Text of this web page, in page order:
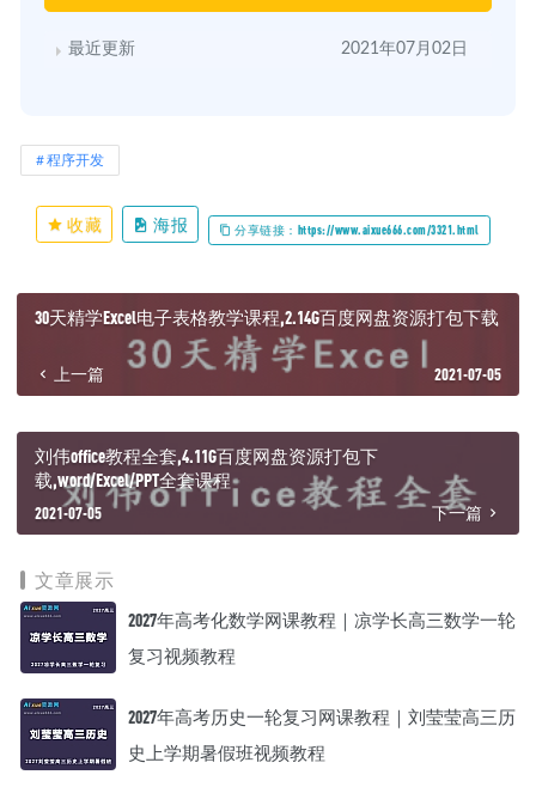
├─ 16.2D工具中的其他关节.mp4
├─ 18.2D关节应用实例（二）.mp4
├─ 22.摄像机背景运动补偿.mp4
├─ 23.摄像机目标跟踪.mp4
├─ 25.2D项目角色及动画创建（二）.mp4
├─ 26.2D项目角色及动画创建（三）.mp4
├─ 29.角色功能及动画状态机设置.mp4
├─ 30.角色转身功能设置.mp4
├─ 31.第三十一讲 角色行进功能设置（一）.mp4
├─ 32.角色行进功能设置（二）.mp4
├─ 33.2D角色射线检测.mp4
├─ 36.2D角色动画状态机.mp4
└─ Native 2D Game.unitypackage
最近更新 2021年07月02日
程序开发
收藏 海报 分享链接：https://www.aixue666.com/3321.html
30天精学Excel电子表格教学课程,2.14G百度网盘资源打包下载
上一篇 2021-07-05
刘伟office教程全套,4.11G百度网盘资源打包下
载,word/Excel/PPT全套课程
2021-07-05 下一篇
文章展示
2027年高考化数学网课教程｜凉学长高三数学一轮
复习视频教程
2027年高考历史一轮复习网课教程｜刘莹莹高三历
史上学期暑假班视频教程